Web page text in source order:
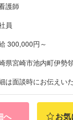
護師
員
300,000円～
県宮崎市池内町伊勢
は面談時にお伝えいた
へ お